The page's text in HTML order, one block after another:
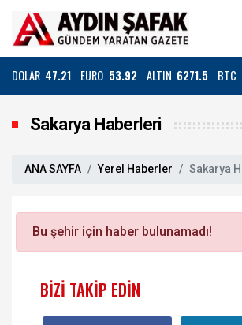
DOLAR 47.21 EURO 53.92 ALTIN 6271.5 BTC
Sakarya Haberleri
ANA SAYFA Yerel Haberler Sakarya
Bu şehir için haber bulunamadı!
BIZI TAKIP EDIN